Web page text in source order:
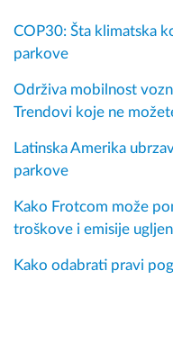
COP30: Šta klimatska
parkove
Održiva mobilnost
Trendovi koje ne
Latinska Amerika
parkove
Kako Frotcom može
troškove i emisije
Kako odabrati pravi